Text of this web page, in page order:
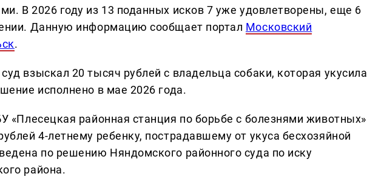
В 2026 году из 13 поданных исков 7 уже удовлетворены, еще 6
Данную информацию сообщает портал Московский
.
взыскал 20 тысяч рублей с владельца собаки, которая укусила
исполнено в мае 2026 года.
«Плесецкая районная станция по борьбе с болезнями животных»
4-летнему ребенку, пострадавшему от укуса бесхозяйной
по решению Няндомского районного суда по иску
района.